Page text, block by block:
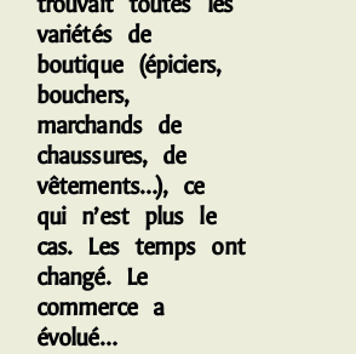
variétés de
boutique (épiciers,
bouchers,
marchands de
chaussures, de
vêtements…), ce
qui n’est plus le
cas. Les temps ont
changé. Le
commerce a
évolué…